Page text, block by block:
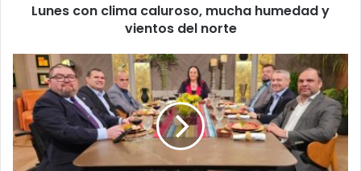
Lunes con clima caluroso, mucha humedad y
vientos del norte